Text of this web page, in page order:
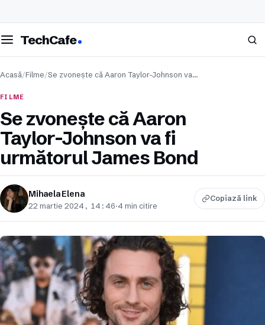
meniul
TechCafe Caută
Acasă/Filme/Se zvonește că Aaron Taylor-Johnson va…
FILME
Se zvonește că Aaron
Taylor-Johnson va fi
următorul James Bond
Mihaela Elena
22 martie 2024, 14:46·4 min citire
Copiază link